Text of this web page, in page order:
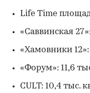
Life Time
«Саввинская
«Хамовники 12»:
«Форум»: 11,6
CULT: 10,4 тыс.